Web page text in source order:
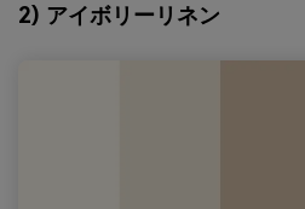
2) アイボリーリネン